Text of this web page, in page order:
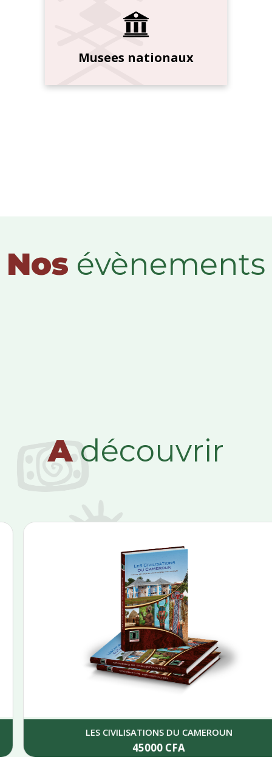
Musees nationaux
Nos évènements
Adécouvrir
LES CIVILISATIONS DU CAMEROUN
45000CFA